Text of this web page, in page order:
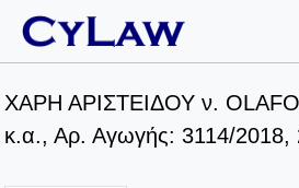
ΧΑΡΗ ΑΡΙΣΤΕΙΔΟΥ ν.
κ.α., Αρ. Αγωγής: 3114/2018,